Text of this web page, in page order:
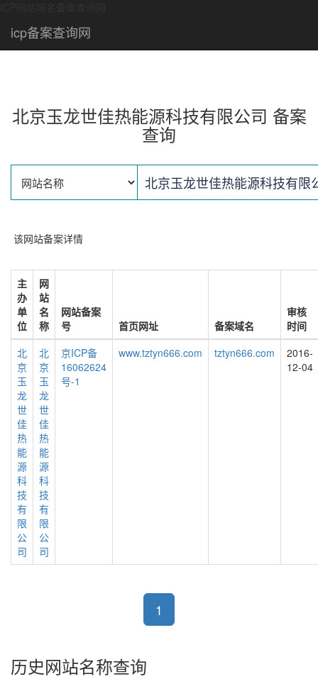
icp备案查询网
北京玉龙世佳热能源科技有限公司 备案
查询
该网站备案详情
主
办
单
位
网
站
名
称
网站备案
号
首页网址 备案域名
审核
时间
北
京
玉
龙
世
佳
热
能
源
科
技
有
限
公
司
北
京
玉
龙
世
佳
热
能
源
科
技
有
限
公
司
京ICP备
16062624
号-1
www.tztyn666.com tztyn666.com
2016-
12-04
1
历史网站名称查询